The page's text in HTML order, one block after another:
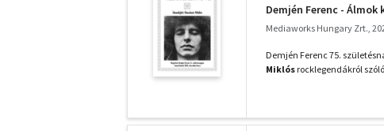
Demjén Ferenc - Álmok
Mediaworks Hungary Zrt.,
Demjén Ferenc 75.
Miklós rocklegendákról